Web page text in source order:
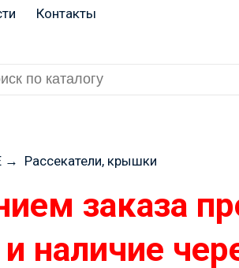
Контакты
→ Рассекатели, крышки